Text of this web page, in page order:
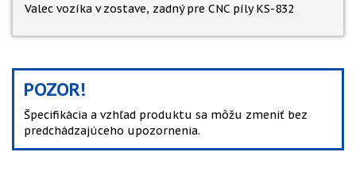
Valec vozíka v zostave, zadný pre CNC píly KS-832
POZOR!
Špecifikácia a vzhľad produktu sa môžu zmeniť bez
predchádzajúceho upozornenia.